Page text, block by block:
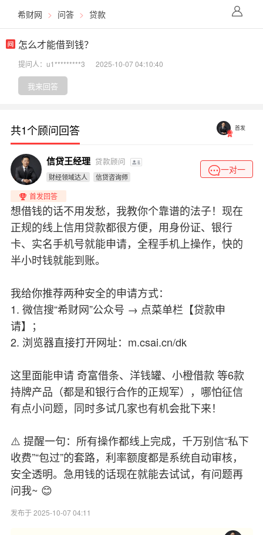
希财网 > 问答 > 贷款
怎么才能借到钱？
提问人：u1*********3 2025-10-07 04:10:40
我来回答
共1个顾问回答 首发
信贷王经理 贷款顾问
财经领域达人 信贷咨询师
一对一
首发回答
想借钱的话不用发愁，我教你个靠谱的法子！现在
正规的线上信用贷款都很方便，用身份证、银行
卡、实名手机号就能申请，全程手机上操作，快的
半小时钱就能到账。
我给你推荐两种安全的申请方式：
1. 微信搜“希财网”公众号 → 点菜单栏【贷款申
请】；
2. 浏览器直接打开网址：m.csai.cn/dk
这里面能申请 奇富借条、洋钱罐、小橙借款 等6款
持牌产品（都是和银行合作的正规军），哪怕征信
有点小问题，同时多试几家也有机会批下来！
⚠️ 提醒一句：所有操作都线上完成，千万别信“私下
收费”“包过”的套路，利率额度都是系统自动审核，
安全透明。急用钱的话现在就能去试试，有问题再
问我~ 😊
发布于 2025-10-07 04:11